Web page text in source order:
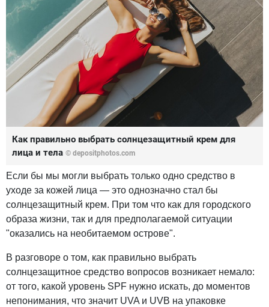
Как правильно выбрать солнцезащитный крем для
лица и тела © depositphotos.com
Если бы мы могли выбрать только одно средство в
уходе за кожей лица — это однозначно стал бы
солнцезащитный крем. При том что как для городского
образа жизни, так и для предполагаемой ситуации
"оказались на необитаемом острове".
В разговоре о том, как правильно выбрать
солнцезащитное средство вопросов возникает немало:
от того, какой уровень SPF нужно искать, до моментов
непонимания, что значит UVA и UVB на упаковке